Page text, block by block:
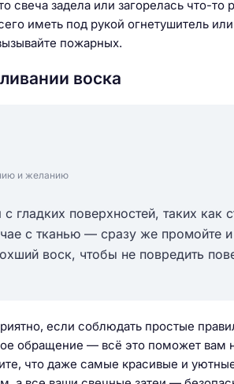
свеча задела или загорелась что-
иметь под рукой огнетушитель
пожарных.
воска
и желанию
с гладких поверхностей, таких
с тканью — сразу же промойте
воск, чтобы не повредить
если соблюдать простые
обращение — всё это поможет вам
что даже самые красивые и